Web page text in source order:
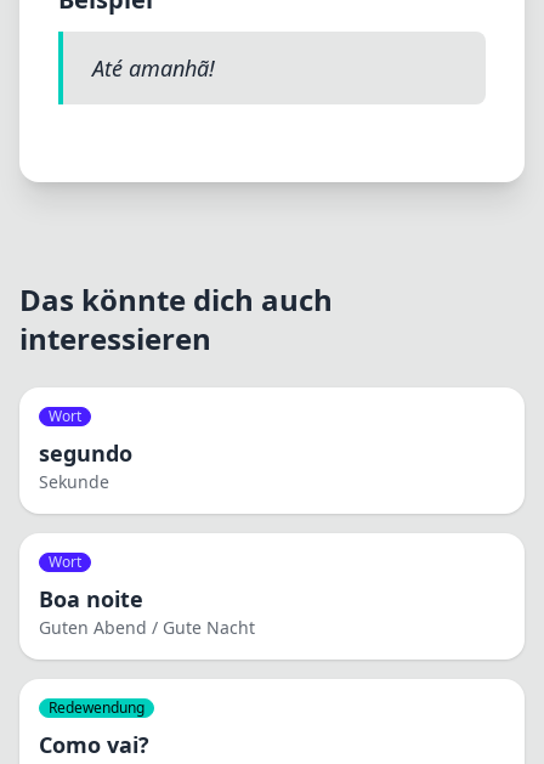
Até amanhã!
Das könnte dich auch
interessieren
Wort
segundo
Sekunde
Wort
Boa noite
Guten Abend / Gute Nacht
Redewendung
Como vai?